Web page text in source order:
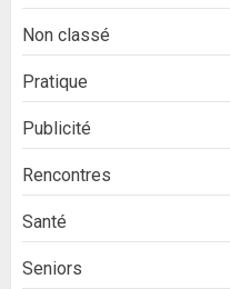
Non classé
Pratique
Publicité
Rencontres
Santé
Seniors